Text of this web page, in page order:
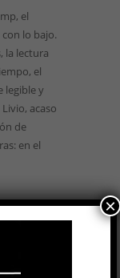
el
lo bajo.
la lectura
el
legible y
acaso
de
en el
×